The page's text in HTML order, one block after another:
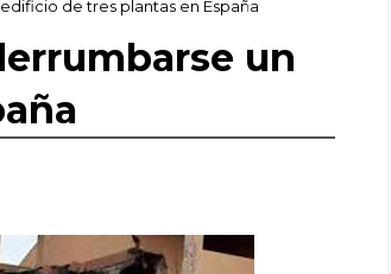
de tres plantas en España
un